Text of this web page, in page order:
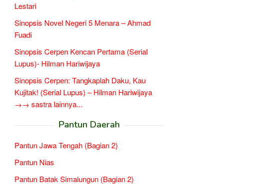
Lestari
Sinopsis Novel Negeri 5 Menara – Ahmad
Fuadi
Sinopsis Cerpen Kencan Pertama (Serial
Lupus)- Hilman Hariwijaya
Sinopsis Cerpen: Tangkaplah Daku, Kau
Kujitak! (Serial Lupus) – Hilman Hariwijaya
→→ sastra lainnya...
Pantun Daerah
Pantun Jawa Tengah (Bagian 2)
Pantun Nias
Pantun Batak Simalungun (Bagian 2)